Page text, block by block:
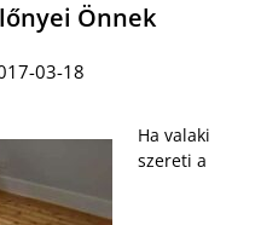
Önnek
03-18
Ha valaki
szereti a